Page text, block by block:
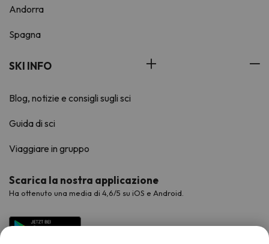
Andorra
Spagna
SKI INFO
Blog, notizie e consigli sugli sci
Guida di sci
Viaggiare in gruppo
Scarica la nostra applicazione
Ha ottenuto una media di 4,6/5 su iOS e Android.